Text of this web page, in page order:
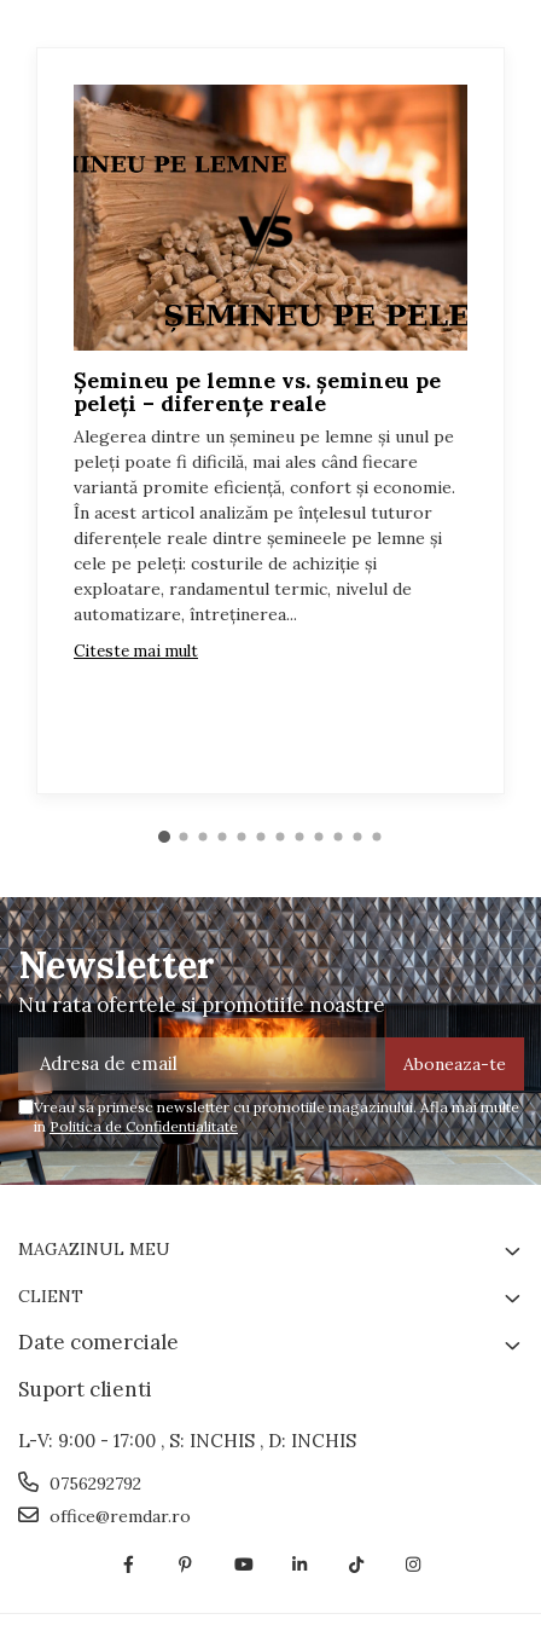
Șemineu pe lemne vs. șemineu pe
peleți – diferențe reale
Alegerea dintre un șemineu pe lemne și unul pe
peleți poate fi dificilă, mai ales când fiecare
variantă promite eficiență, confort și economie.
În acest articol analizăm pe înțelesul tuturor
diferențele reale dintre șemineele pe lemne și
cele pe peleți: costurile de achiziție și
exploatare, randamentul termic, nivelul de
automatizare, întreținerea...
Citeste mai mult
Newsletter
Nu rata ofertele si promotiile noastre
Vreau sa primesc newsletter cu promotiile magazinului. Afla mai multe
inPolitica de Confidentialitate
MAGAZINUL MEU
CLIENT
Date comerciale
Suport clienti
L-V: 9:00 - 17:00 , S: INCHIS , D: INCHIS
0756292792
office@remdar.ro